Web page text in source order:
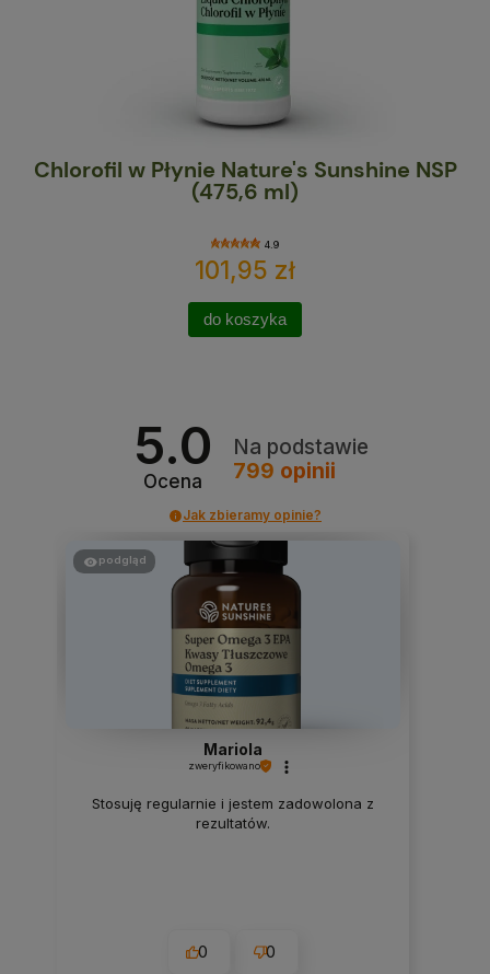
Chlorofil w Płynie Nature's Sunshine NSP
(475,6 ml)
4.9
101,95 zł
do koszyka
5.0
Ocena
Na podstawie
799 opinii
Jak zbieramy opinie?
podgląd
Mariola
zweryfikowano
Stosuję regularnie i jestem zadowolona z
rezultatów.
0 0